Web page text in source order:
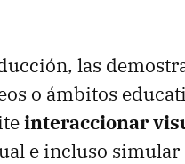
las
o ámbitos
interaccionar
e incluso simular